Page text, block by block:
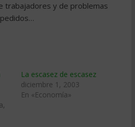
trabajadores y de problemas
La escasez de escasez
diciembre 1, 2003
En «Economía»